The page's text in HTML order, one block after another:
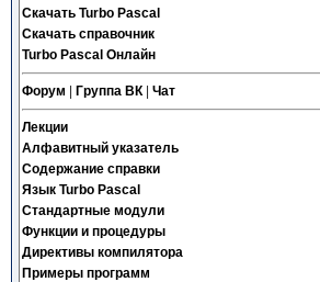
Скачать Turbo Pascal
Скачать справочник
Turbo Pascal Онлайн
Форум Группа ВК| Чат
Лекции
Алфавитный указатель
Содержание справки
Язык Turbo Pascal
Стандартные модули
Функции и процедуры
Директивы компилятора
Примеры программ